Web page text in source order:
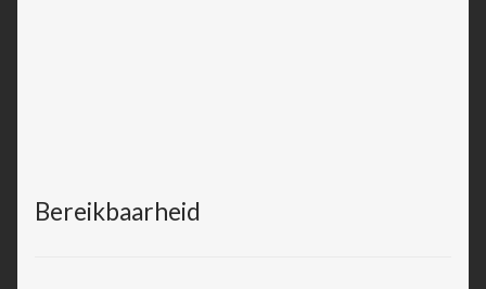
Bereikbaarheid